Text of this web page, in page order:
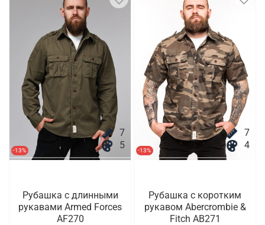
-13%
7
5
Рубашка с длинными
рукавами Armed Forces
AF270
-13%
7
4
Рубашка с коротким
рукавом Abercrombie &
Fitch AB271